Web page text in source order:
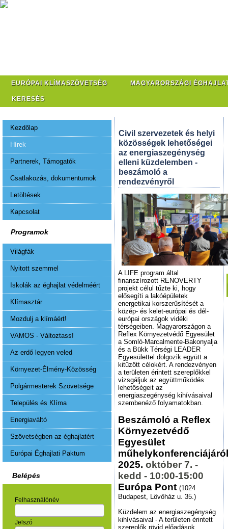
EURÓPAI KLÍMASZÖVETSÉG MAGYARORSZÁGI
KERESÉS
Kezdőlap
Hírek
Partnerek, Támogatók
Csatlakozás, dokumentumok
Letöltések
Kapcsolat
Programok
Világfák
Nyitott szemmel
Iskolák az éghajlat védelméért
Klímasztár
Mozdulj a klímáért!
VAMOS - Változtass!
Az erdő legyen veled
Környezet-Élmény-Közösség
Polgármesterek Szövetsége
Település és Klíma
Energiaváltó
Szövetségben az éghajlatért
Európai Éghajlati Paktum
Belépés
Felhasználónév
Jelszó
Civil szervezetek és helyi
közösségek lehetőségei
az energiaszegénység
elleni küzdelemben -
beszámoló a
rendezvényről
A LIFE program által
finanszírozott RENOVERTY
projekt célul tűzte ki, hogy
elősegíti a lakóépületek
energetikai korszerűsítését a
közép- és kelet-európai és dél-
európai országok vidéki
térségeiben. Magyarországon a
Reflex Környezetvédő Egyesület
a Somló-Marcalmente-Bakonyalja
és a Bükk Térségi LEADER
Egyesülettel dolgozik együtt a
kitűzött célokért. A rendezvényen
a területen érintett szereplőkkel
vizsgáljuk az együttműködés
lehetőségeit az
energiaszegénység kihívásaival
szembenéző folyamatokban.
Beszámoló a Reflex
Környezetvédő
Egyesület
műhelykonferenciájáról
2025. október 7. -
kedd - 10:00-15:00
Európa Pont (1024
Budapest, Lövőház u. 35.)
Küzdelem az energiaszegénység
kihívásaival - A területen érintett
szereplők rövid előadások